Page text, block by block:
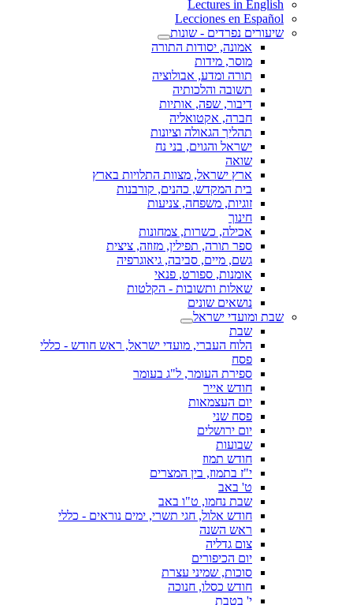
Lectures in English
Lecciones en Español
שיעורים נפרדים - שונות
אמונה, יסודות התורה
מוסר, מידות
תורה ומדע, אבולוציה
תשובה והלכותיה
דיבור, שפה, אותיות
חברה, אקטואליה
תהליך הגאולה וציונות
ישראל והגוים, בני נח
שואה
ארץ ישראל, מצוות התלויות בארץ
בית המקדש, כהנים, קורבנות
זוגיות, משפחה, צניעות
חינוך
אכילה, כשרות, צמחונות
ספר תורה, תפילין, מזוזה, ציצית
גשם, מיים, סביבה, גיאוגרפיה
אומנות, ספורט, פנאי
שאלות ותשובות - הקלטות
נושאים שונים
שבת ומועדי ישראל
שבת
הלוח העברי, מועדי ישראל, ראש חודש - כללי
פסח
ספירת העומר, ל"ג בעומר
חודש אייר
יום העצמאות
פסח שני
יום ירושלים
שבועות
חודש תמוז
י"ז בתמוז, בין המצרים
ט' באב
שבת נחמו, ט"ו באב
חודש אלול, חגי תשרי, ימים נוראים - כללי
ראש השנה
צום גדליה
יום הכיפורים
סוכות, שמיני עצרת
חודש כסלו, חנוכה
י' בטבת